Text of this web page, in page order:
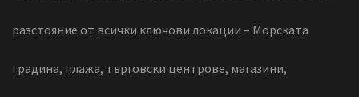
разстояние от всички ключови локации – Морската
градина, плажа, търговски центрове, магазини,